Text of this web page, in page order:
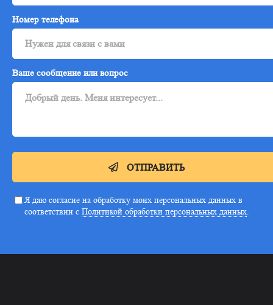
Номер телефона
Ваше сообщение или вопрос
Я даю согласие на обработку моих персональных данных в
соответствии с Политикой обработки персональных данных.
ОТПРАВИТЬ